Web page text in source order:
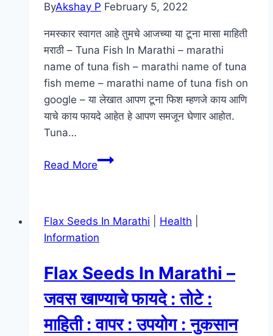
ByAkshay P February 5, 2022
नमस्कार स्वागत आहे तुमचे आजच्या या टूना मासा माहिती
मराठी – Tuna Fish In Marathi – marathi
name of tuna fish – marathi name of tuna
fish meme – marathi name of tuna fish on
google – या लेखात आपण टूना फिश म्हणजे काय आणि
याचे काय फायदे आहेत हे आपण समजून घेणार आहोत.
Tuna…
Read Moreटूना
–
Tuna
In
Marathi
–
Marathi
Flax Seeds In Marathi Health
Information
Flax Seeds In Marathi –
जवस खाण्याचे फायदे : तोटे :
माहिती : वापर : उपयोग : नुकसान